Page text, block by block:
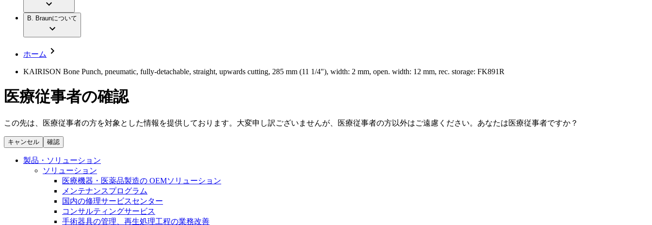
輸液療法
脳神経外科
手術用鋼製器具と滅菌コンテナーシステム
パワーシステム
縫合糸 / 皮膚用接着剤
血管内塞栓術
ソリューション
アクトリーン ハイライト セット
疾患・症状
グローバルの社員ストーリー
採用情報
私たちの責任
サステナビリティ
お問合せフォーム
取材・撮影のお申込み
ニューススペース
会社
私たちの責任
B. Braunについて
ホーム
KAIRISON Bone Punch, pneumatic, fully-detachable, straight, upwards cutting, 285 mm (11 1/4"), width: 2 mm, open. width: 12 mm, rec. storage: FK891R
医療従事者の確認
この先は、医療従事者の方を対象とした情報を提供しております。大変申し訳ございませんが、医療従事者の方以外はご遠慮ください。あなたは医療従事者ですか？
キャンセル 確認
製品・ソリューション
ソリューション
医療機器・医薬品製造の OEMソリューション
メンテナンスプログラム
国内の修理サービスセンター
コンサルティングサービス
手術器具の管理、再生処理工程の業務改善